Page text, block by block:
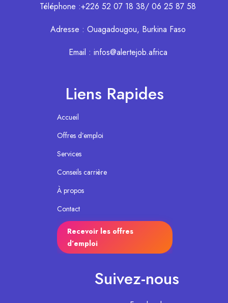
Téléphone :+226 52 07 18 38/ 06 25 87 58
Adresse : Ouagadougou, Burkina Faso
Email : infos@alertejob.africa
Liens Rapides
Accueil
Offres d’emploi
Services
Conseils carrière
À propos
Contact
Recevoir les offres
d’emploi
Suivez-nous